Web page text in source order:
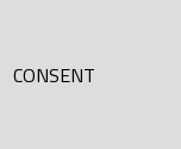
CONSENT